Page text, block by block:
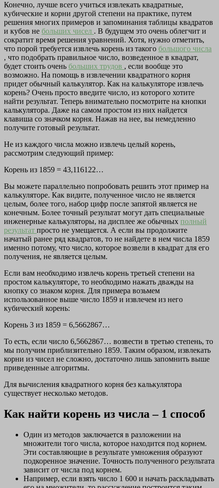
Конечно, лучше всего учиться извлекать квадратные,
кубические и корни другой степени на практике, путем
решения многих примеров и запоминания таблицы квадратов
и кубов не больших чисел . В будущем это очень облегчит и
сократит время решения уравнений. Хотя, нужно отметить,
что порой требуется извлечь корень из такого большого числа
, что подобрать правильное число, возведенное в квадрат,
будет стоить очень больших трудов , если вообще это
возможно. На помощь в извлечении квадратного корня
придет обычный калькулятор. Как на калькуляторе извлечь
корень? Очень просто введите число, из которого хотите
найти результат. Теперь внимательно посмотрите на кнопки
калькулятора. Даже на самом простом из них найдется
клавиша со значком корня. Нажав на нее, вы немедленно
получите готовый результат.
Не из каждого числа можно извлечь целый корень,
рассмотрим следующий пример:
Корень из 1859 = 43,116122…
Вы можете параллельно попробовать решить этот пример на
калькуляторе. Как видите, полученное число не является
целым, более того, набор цифр после запятой является не
конечным. Более точный результат могут дать специальные
инженерные калькуляторы, на дисплее же обычных полный
результат просто не умещается. А если вы продолжите
начатый ранее ряд квадратов, то не найдете в нем числа 1859
именно потому, что число, которое возвели в квадрат для его
получения, не является целым.
Если вам необходимо извлечь корень третьей степени на
простом калькуляторе, то необходимо нажать дважды на
кнопку со знаком корня. Для примера возьмем
использованное выше число 1859 и извлечем из него
кубический корень:
Корень 3 из 1859 = 6,5662867…
То есть, если число 6,5662867… возвести в третью степень, то
мы получим приблизительно 1859. Таким образом, извлекать
корни из чисел не сложно, достаточно лишь запомнить выше
приведенные алгоритмы.
Для вычисления квадратного корня без калькулятора
существует несколько методов.
Как найти корень из числа – 1 способ
Один из методов заключается в разложении на
множители того числа, которое находится под корнем.
Эти составляющие в результате умножения образуют
подкоренное значение. Точность полученного результата
зависит от числа под корнем.
Например, если взять число 1 600 и начать раскладывать